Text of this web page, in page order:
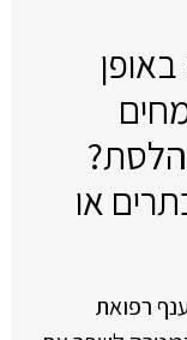
או
רפואת